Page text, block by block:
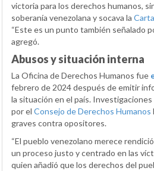
victoria para los derechos humanos,
soberanía venezolana y socava la
“Este es un punto también señalado
agregó.
Abusos y situación interna
La Oficina de Derechos Humanos fue
febrero de 2024 después de emitir
la situación en el país.
por el Consejo de Derechos Humanos
graves contra opositores.
“El pueblo venezolano merece
un proceso justo y centrado en las
quien añadió que los derechos del